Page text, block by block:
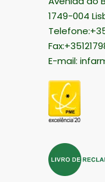
1749-004
E-mail: